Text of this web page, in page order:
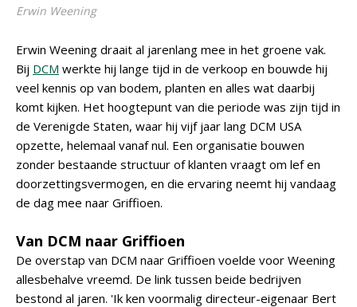
Erwin Weening
Erwin Weening draait al jarenlang mee in het groene vak.
Bij DCM werkte hij lange tijd in de verkoop en bouwde hij
veel kennis op van bodem, planten en alles wat daarbij
komt kijken. Het hoogtepunt van die periode was zijn tijd in
de Verenigde Staten, waar hij vijf jaar lang DCM USA
opzette, helemaal vanaf nul. Een organisatie bouwen
zonder bestaande structuur of klanten vraagt om lef en
doorzettingsvermogen, en die ervaring neemt hij vandaag
de dag mee naar Griffioen.
Van DCM naar Griffioen
De overstap van DCM naar Griffioen voelde voor Weening
allesbehalve vreemd. De link tussen beide bedrijven
bestond al jaren. 'Ik ken voormalig directeur-eigenaar Bert